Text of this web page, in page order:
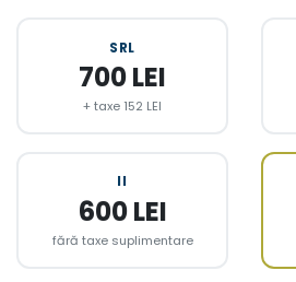
SRL
700 LEI
+ taxe 152 LEI
II
600 LEI
fără taxe suplimentare